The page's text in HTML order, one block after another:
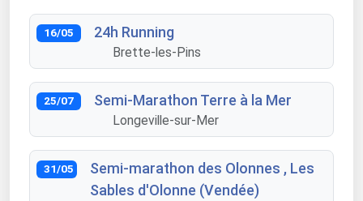
16/05 24h Running
Brette-les-Pins
25/07 Semi-Marathon Terre à la Mer
Longeville-sur-Mer
31/05
Semi-marathon des Olonnes , Les
Sables d'Olonne (Vendée)